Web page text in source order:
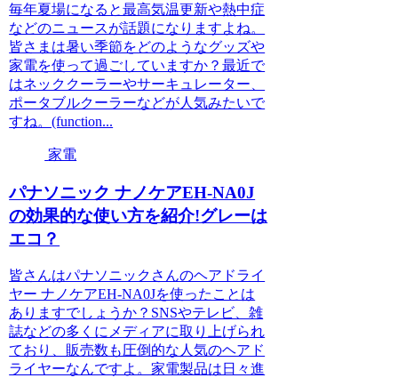
毎年夏場になると最高気温更新や熱中症
などのニュースが話題になりますよね。
皆さまは暑い季節をどのようなグッズや
家電を使って過ごしていますか？最近で
はネッククーラーやサーキュレーター、
ポータブルクーラーなどが人気みたいで
すね。(function...
家電
パナソニック ナノケアEH-NA0J
の効果的な使い方を紹介!グレーは
エコ？
皆さんはパナソニックさんのヘアドライ
ヤー ナノケアEH-NA0Jを使ったことは
ありますでしょうか？SNSやテレビ、雑
誌などの多くにメディアに取り上げられ
ており、販売数も圧倒的な人気のヘアド
ライヤーなんですよ。家電製品は日々進